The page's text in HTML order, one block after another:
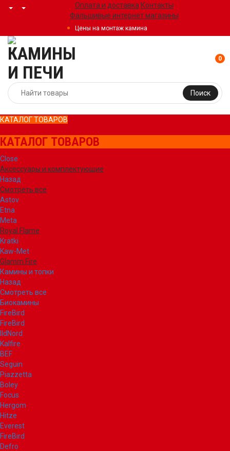
Оплата и доставка Контакты
Фальшивые интернет магазины
Цены на монтаж камина
Поиск
0
КАТАЛОГ ТОВАРОВ
КАТАЛОГ ТОВАРОВ
Close
Аксессуары и комплектующие
Назад
Смотреть все
Astov
Etna
Meta
Royal Flame
Kratki
Kaw-Met
Glamm Fire
Камины и топки
Назад
Смотреть все
Биокамины
FireBird
FireBird
IldNord
Kalfire
BEF
Seguin
Piazzetta
Boley
Focus
Hergom
Hitze
Everest
FireBird
Defro